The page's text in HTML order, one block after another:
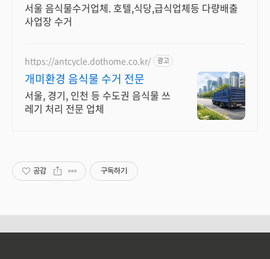
서울 음식물수거업체. 호텔,식당,급식업체등 다량배출
사업장 수거
https://antcycle.dothome.co.kr/ 광고
개미환경 음식물 수거 전문
서울, 경기, 인천 등 수도권 음식물 쓰
레기 처리 전문 업체
공감 구독하기